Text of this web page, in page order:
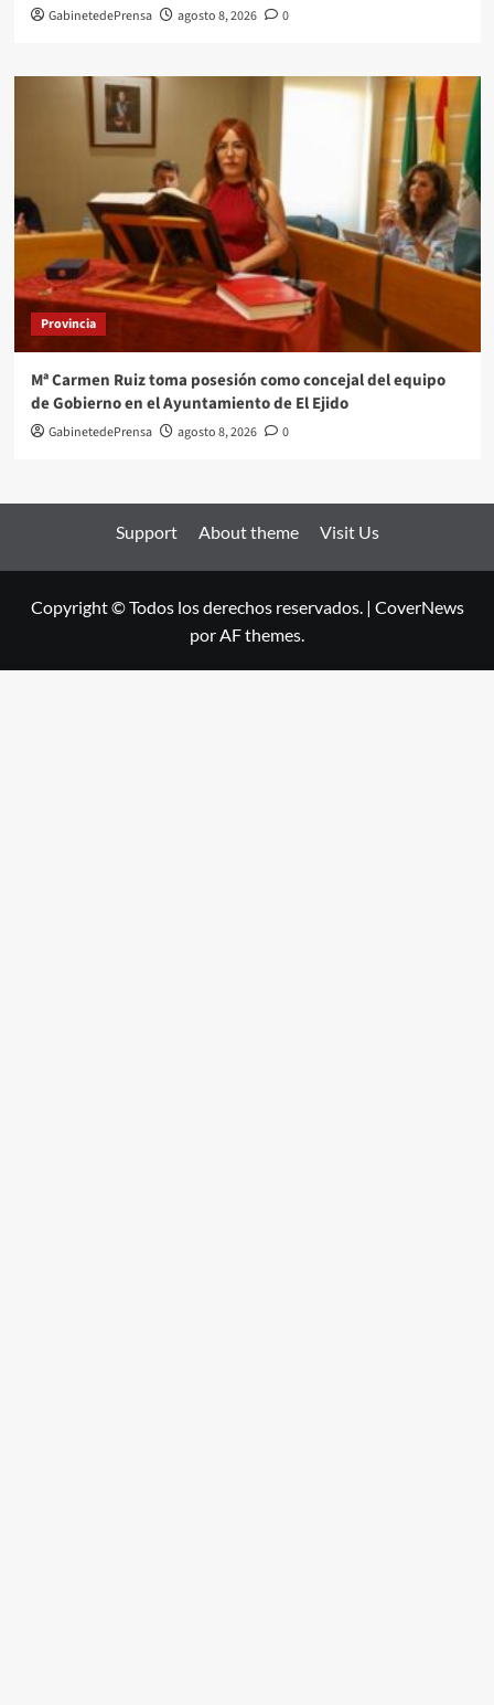
GabinetedePrensa agosto 8, 2026 0
Provincia
Mª Carmen Ruiz toma posesión como concejal del equipo
de Gobierno en el Ayuntamiento de El Ejido
GabinetedePrensa agosto 8, 2026 0
Support About theme Visit Us
Copyright © Todos los derechos reservados. | CoverNews
por AF themes.